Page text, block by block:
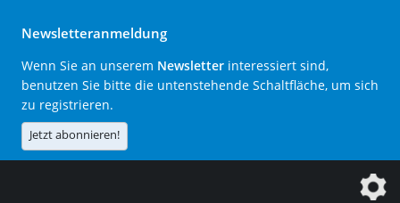
Newsletteranmeldung
Wenn Sie an unserem Newsletter interessiert sind,
benutzen Sie bitte die untenstehende Schaltfläche, um sich
zu registrieren.
Jetzt abonnieren!